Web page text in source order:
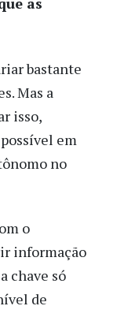
bastante
Mas a
isso,
em
no
o
informação
chave só
de